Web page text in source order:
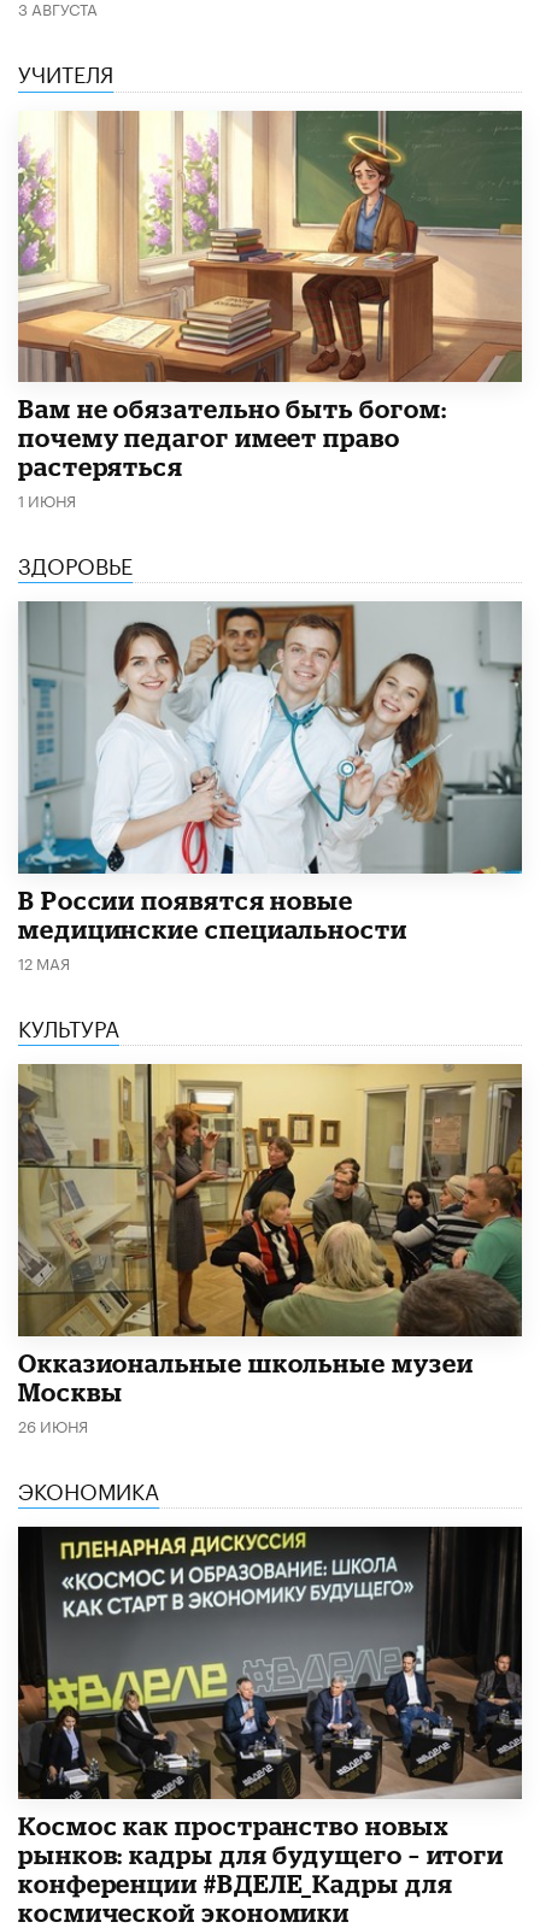
3 АВГУСТА
УЧИТЕЛЯ
​Вам не обязательно быть богом:
почему педагог имеет право
растеряться
1 ИЮНЯ
ЗДОРОВЬЕ
В России появятся новые
медицинские специальности
12 МАЯ
КУЛЬТУРА
​Окказиональные школьные музеи
Москвы
26 ИЮНЯ
ЭКОНОМИКА
Космос как пространство новых
рынков: кадры для будущего – итоги
конференции #ВДЕЛЕ_Кадры для
космической экономики